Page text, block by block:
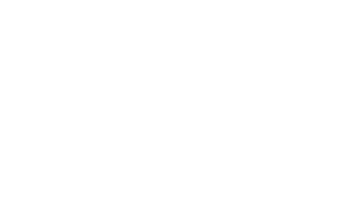
면서도 VM을 분리하여 중단 없는 운영을 보장합니다. 따라서 VMware는 안정성
영하는 기업에 더 이상적인 선택으로 보입니다.
버터 스탠드얼론이 필요합니다. 이는 VMware 공식 P2V/V2V 마이그레이션 도
가상 머신을 VMware 가상 머신으로 변환하는 과정을 자동화합니다. 따라서 사전
Standalone를 사용하여 하이퍼-V를 VMware로 변환
를 설치하고